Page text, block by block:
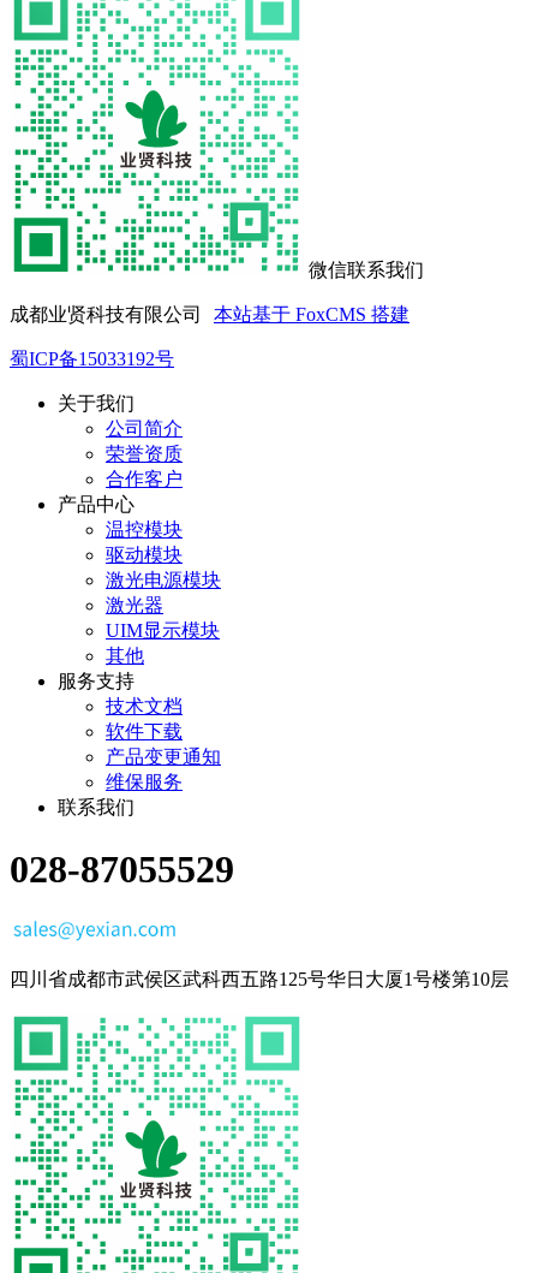
微信联系我们
成都业贤科技有限公司 本站基于 FoxCMS 搭建
蜀ICP备15033192号
关于我们
公司简介
荣誉资质
合作客户
产品中心
温控模块
驱动模块
激光电源模块
激光器
UIM显示模块
其他
服务支持
技术文档
软件下载
产品变更通知
维保服务
联系我们
028-87055529
四川省成都市武侯区武科西五路125号华日大厦1号楼第10层